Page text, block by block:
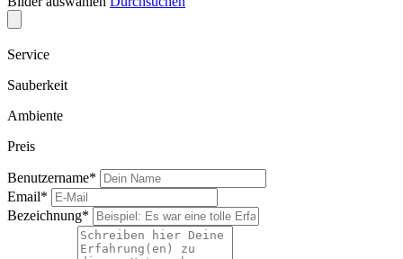
Service
Sauberkeit
Ambiente
Preis
Benutzername*
Email*
Bezeichnung*